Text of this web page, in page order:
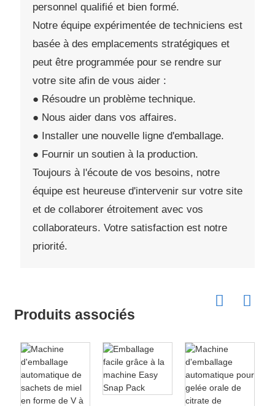
personnel qualifié et bien formé.
Notre équipe expérimentée de techniciens est
basée à des emplacements stratégiques et
peut être programmée pour se rendre sur
votre site afin de vous aider :
● Résoudre un problème technique.
● Nous aider dans vos affaires.
● Installer une nouvelle ligne d'emballage.
● Fournir un soutien à la production.
Toujours à l'écoute de vos besoins, notre
équipe est heureuse d'intervenir sur votre site
et de collaborer étroitement avec vos
collaborateurs. Votre satisfaction est notre
priorité.
Produits associés